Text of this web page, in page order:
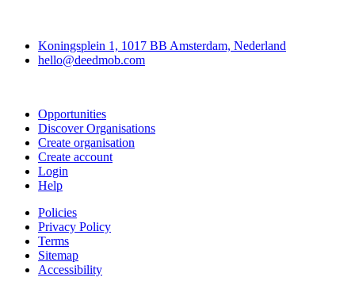
Koningsplein 1, 1017 BB Amsterdam, Nederland
hello@deedmob.com
Opportunities
Discover Organisations
Create organisation
Create account
Login
Help
Policies
Privacy Policy
Terms
Sitemap
Accessibility